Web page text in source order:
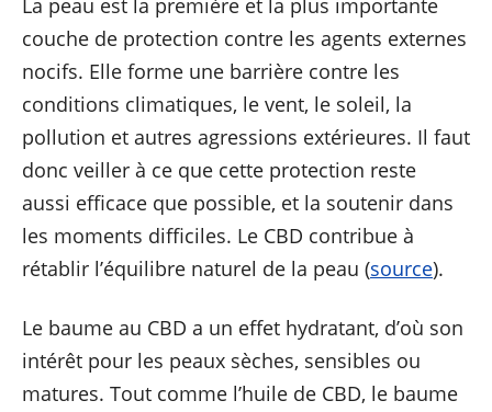
couche de protection contre les agents externes
nocifs. Elle forme une barrière contre les
conditions climatiques, le vent, le soleil, la
pollution et autres agressions extérieures. Il faut
donc veiller à ce que cette protection reste
aussi efficace que possible, et la soutenir dans
les moments difficiles. Le CBD contribue à
rétablir l’équilibre naturel de la peau (source).
Le baume au CBD a un effet hydratant, d’où son
intérêt pour les peaux sèches, sensibles ou
matures. Tout comme l’huile de CBD, le baume